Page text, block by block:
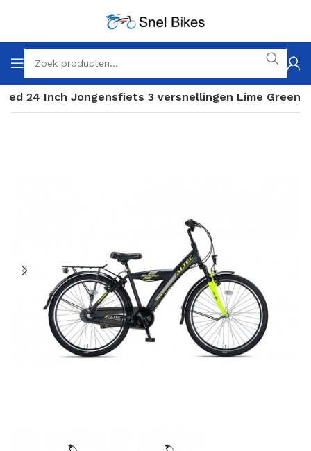
24 Inch Jongensfiets 3 versnellingen Lime Green